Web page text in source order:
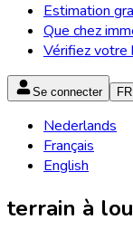
Estimation
Que chez
Vérifiez
Se connecter FR
Nederlands
Français
English
terrain à